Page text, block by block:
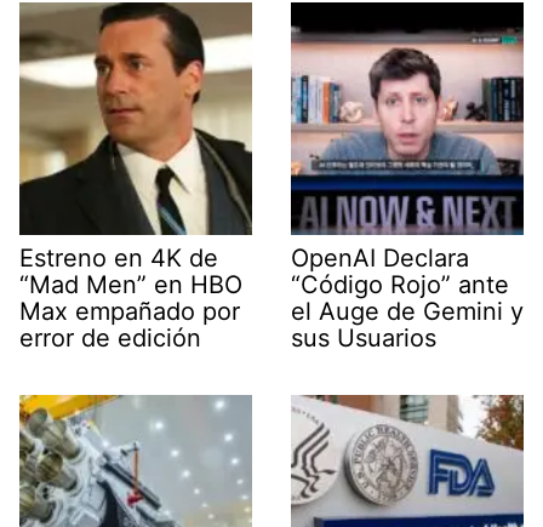
Estreno en 4K de
“Mad Men” en HBO
Max empañado por
error de edición
OpenAI Declara
“Código Rojo” ante
el Auge de Gemini y
sus Usuarios